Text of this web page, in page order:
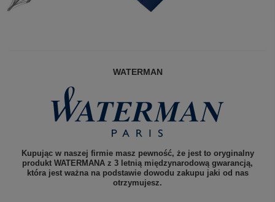
WATERMAN
Kupując w naszej firmie masz pewność, że jest to oryginalny
produkt WATERMANA z 3 letnią międzynarodową gwarancją,
która jest ważna na podstawie dowodu zakupu jaki od nas
otrzymujesz.